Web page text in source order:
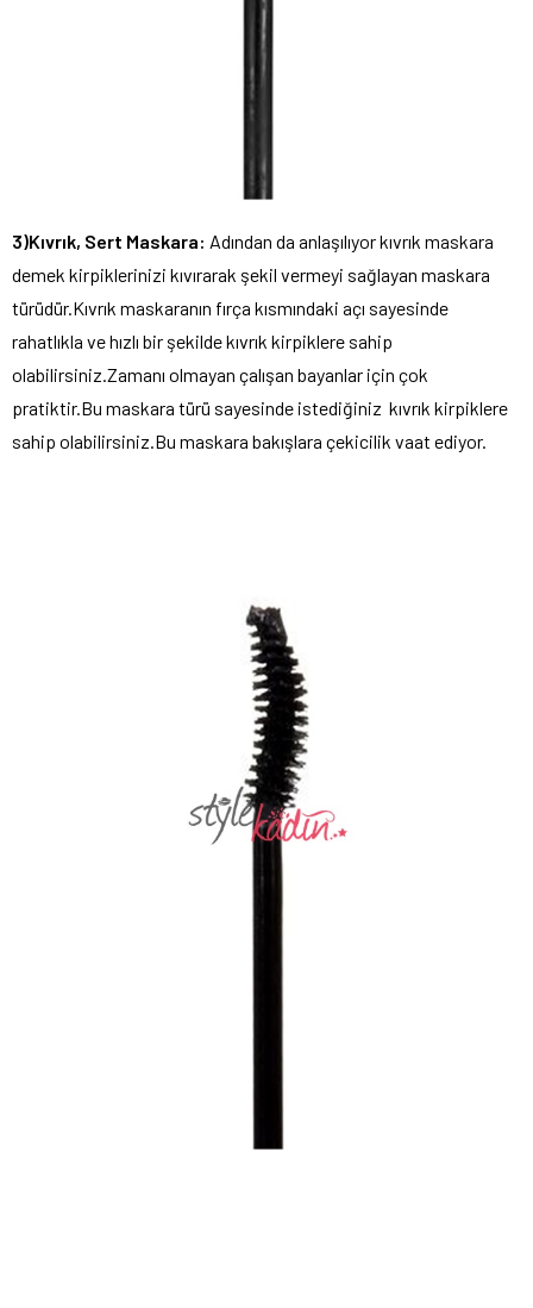
3)Kıvrık, Sert Maskara: Adından da anlaşılıyor kıvrık maskara
demek kirpiklerinizi kıvırarak şekil vermeyi sağlayan maskara
türüdür.Kıvrık maskaranın fırça kısmındaki açı sayesinde
rahatlıkla ve hızlı bir şekilde kıvrık kirpiklere sahip
olabilirsiniz.Zamanı olmayan çalışan bayanlar için çok
pratiktir.Bu maskara türü sayesinde istediğiniz kıvrık kirpiklere
sahip olabilirsiniz.Bu maskara bakışlara çekicilik vaat ediyor.